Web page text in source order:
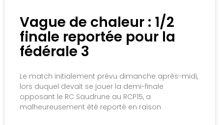
Vague de chaleur : 1/2
finale reportée pour la
fédérale 3
Le match initialement prévu dimanche après-midi,
lors duquel devait se jouer la demi-finale
opposant le RC Saudrune au RCP15, a
malheureusement été reporté en raison